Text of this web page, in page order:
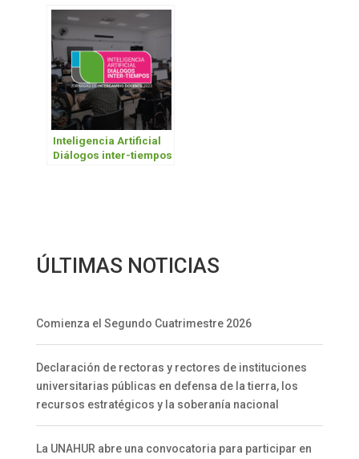
Nacional de Viveros
Inteligencia Artificial
Diálogos inter-tiempos
ÚLTIMAS NOTICIAS
Comienza el Segundo Cuatrimestre 2026
Declaración de rectoras y rectores de instituciones
universitarias públicas en defensa de la tierra, los
recursos estratégicos y la soberanía nacional
La UNAHUR abre una convocatoria para participar en